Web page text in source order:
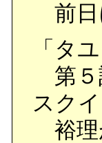
前日
「タ
第５
スク
裕理